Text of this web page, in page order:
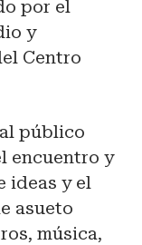
por el
y
Centro
público
encuentro y
ideas y el
asueto
música,